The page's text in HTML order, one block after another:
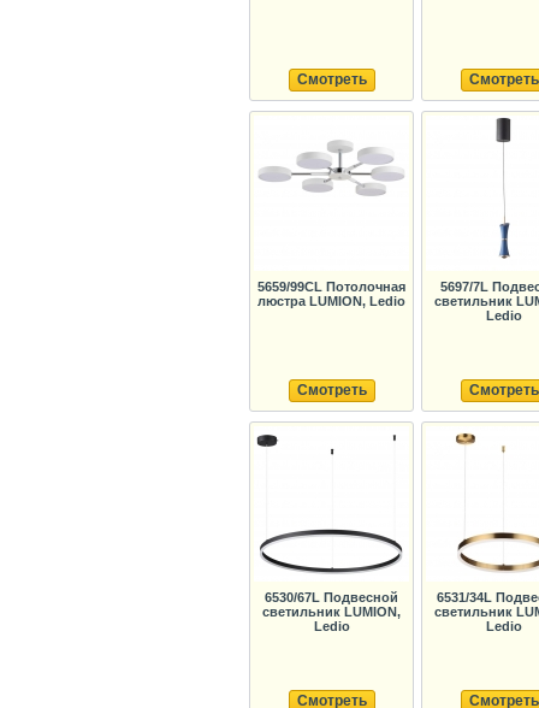
Смотреть Смотреть
5659/99CL Потолочная
люстра LUMION, Ledio
Смотреть
5697/7L
светильник
Ledio
Смотреть
6530/67L Подвесной
светильник LUMION,
Ledio
Смотреть
6531/34L
светильник
Ledio
Смотреть